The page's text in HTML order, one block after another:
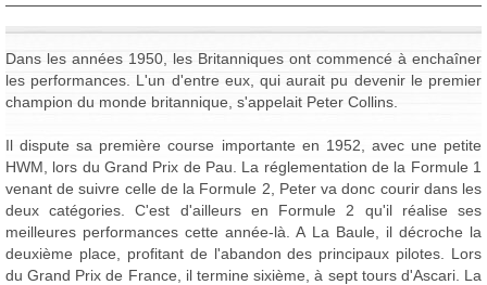
Dans les années 1950, les Britanniques ont commencé à enchaîner
les performances. L'un d'entre eux, qui aurait pu devenir le premier
champion du monde britannique, s'appelait Peter Collins.
Il dispute sa première course importante en 1952, avec une petite
HWM, lors du Grand Prix de Pau. La réglementation de la Formule 1
venant de suivre celle de la Formule 2, Peter va donc courir dans les
deux catégories. C'est d'ailleurs en Formule 2 qu'il réalise ses
meilleures performances cette année-là. A La Baule, il décroche la
deuxième place, profitant de l'abandon des principaux pilotes. Lors
du Grand Prix de France, il termine sixième, à sept tours d'Ascari. La